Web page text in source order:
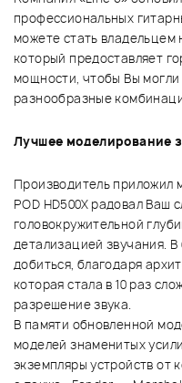
профессиональных
можете стать владельцем
который предоставляет
мощности, чтобы Вы
разнообразные
Лучшее моделирование
Производитель приложил
POD HD500X радовал Ваш
головокружительной
детализацией звучания.
добиться, благодаря
которая стала в 10 раз
разрешение звука.
В памяти обновленной
моделей знаменитых
экземпляры устройств от